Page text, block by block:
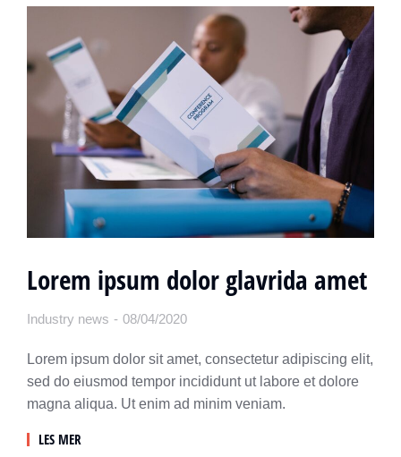
Lorem ipsum dolor glavrida amet
Industry news 08/04/2020
Lorem ipsum dolor sit amet, consectetur adipiscing elit,
sed do eiusmod tempor incididunt ut labore et dolore
magna aliqua. Ut enim ad minim veniam.
LES MER